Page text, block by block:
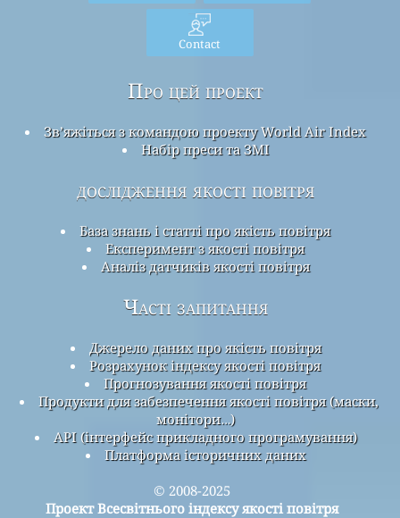
Contact
Про цей проект
Зв’яжіться з командою проекту World Air Index
Набір преси та ЗМІ
дослідження якості повітря
База знань і статті про якість повітря
Експеримент з якості повітря
Аналіз датчиків якості повітря
Часті запитання
Джерело даних про якість повітря
Розрахунок індексу якості повітря
Прогнозування якості повітря
Продукти для забезпечення якості повітря (маски,
монітори…)
API (інтерфейс прикладного програмування)
Платформа історичних даних
© 2008-2025
Проект Всесвітнього індексу якості повітря